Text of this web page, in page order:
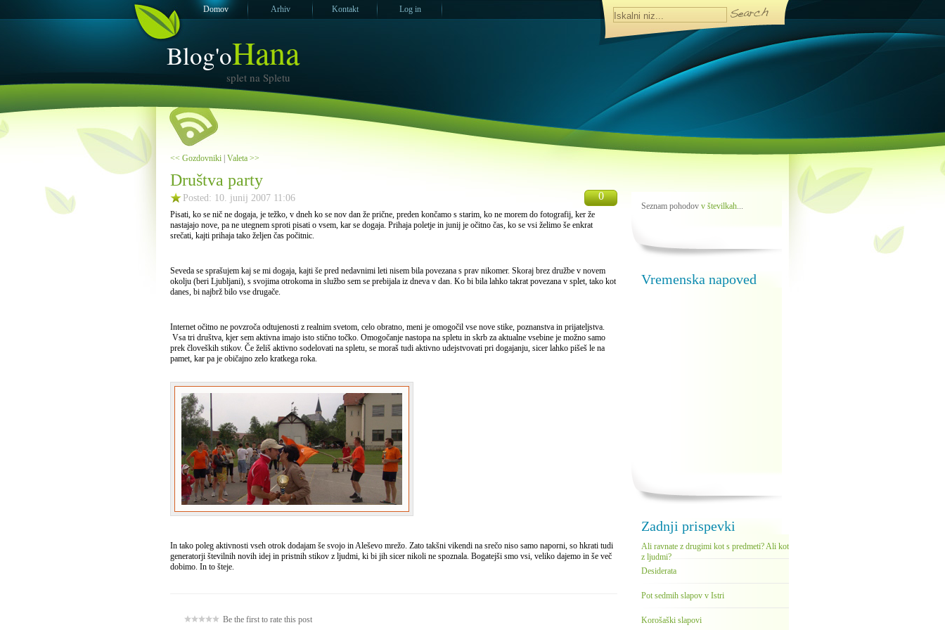
Domov Arhiv Kontakt Log in
Blog'oHana
splet na Spletu
<< Gozdovniki Valeta >>
Društva party
Posted: 10. junij 2007 11:06 0
Pisati, ko se nič ne dogaja, je težko, v dneh ko se nov dan že prične, preden končamo s starim, ko ne morem do fotografij, ker že
nastajajo nove, pa ne utegnem sproti pisati o vsem, kar se dogaja. Prihaja poletje in junij je očitno čas, ko se vsi želimo še enkrat
srečati, kajti prihaja tako željen čas počitnic.
Seveda se sprašujem kaj se mi dogaja, kajti še pred nedavnimi leti nisem bila povezana s prav nikomer. Skoraj brez družbe v novem
okolju (beri Ljubljani), s svojima otrokoma in službo sem se prebijala iz dneva v dan. Ko bi bila lahko takrat povezana v splet, tako kot
danes, bi najbrž bilo vse drugače.
Internet očitno ne povzroča odtujenosti z realnim svetom, celo obratno, meni je omogočil vse nove stike, poznanstva in prijateljstva.
Vsa tri društva, kjer sem aktivna imajo isto stično točko. Omogočanje nastopa na spletu in skrb za aktualne vsebine je možno samo
prek človeških stikov. Če želiš aktivno sodelovati na spletu, se moraš tudi aktivno udejstvovati pri dogajanju, sicer lahko pišeš le na
pamet, kar pa je običajno zelo kratkega roka.
In tako poleg aktivnosti vseh otrok dodajam še svojo in Aleševo mrežo. Zato takšni vikendi na srečo niso samo naporni, so hkrati tudi
generatorji številnih novih idej in pristnih stikov z ljudmi, ki bi jih sicer nikoli ne spoznala. Bogatejši smo vsi, veliko dajemo in še več
dobimo. In to šteje.
Be the first to rate this post
Seznam pohodov v številkah...
Vremenska napoved
Zadnji prispevki
Ali ravnate z drugimi kot s predmeti? Ali kot
z ljudmi?
Desiderata
Pot sedmih slapov v Istri
Korošaški slapovi